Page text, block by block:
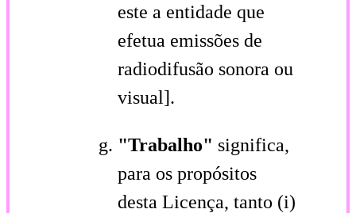
este a entidade que
efetua emissões de
radiodifusão sonora ou
visual].
"Trabalho" significa,
para os propósitos
desta Licença, tanto (i)